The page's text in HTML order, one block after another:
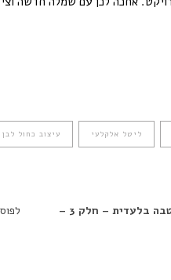
ליטל אלקלעי עיצוב כחול לבן
לפוסט הקודם - אופנת קיץ ישראלית והטבה בלעדית – חלק 3 –